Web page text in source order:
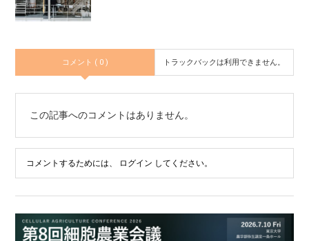
コメント ( 0 ) トラックバックは利用できません。
この記事へのコメントはありません。
コメントするためには、 ログイン してください。